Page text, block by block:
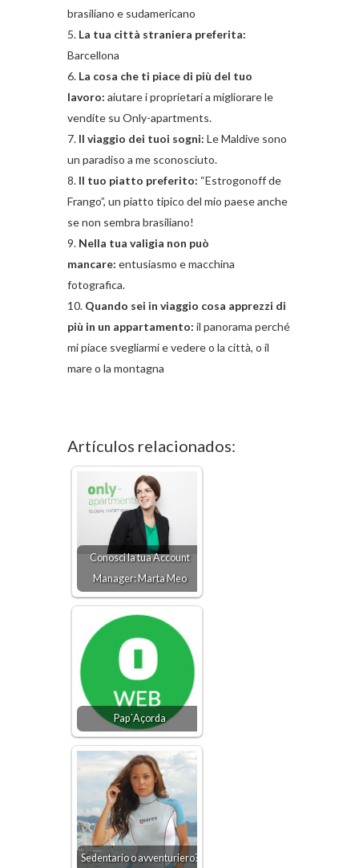
brasiliano e sudamericano
La tua città straniera preferita:
Barcellona
La cosa che ti piace di più del tuo
lavoro: aiutare i proprietari a migliorare le
vendite su Only-apartments.
Il viaggio dei tuoi sogni: Le Maldive sono
un paradiso a me sconosciuto.
Il tuo piatto preferito: “Estrogonoff de
Frango”, un piatto tipico del mio paese anche
se non sembra brasiliano!
Nella tua valigia non può
mancare: entusiasmo e macchina
fotografica.
Quando sei in viaggio cosa apprezzi di
più in un appartamento: il panorama perché
mi piace svegliarmi e vedere o la città, o il
mare o la montagna
Artículos relacionados:
Conosci la tua Account
Manager: Marta Meo
Pap´Açorda
Sedentario o avventuriero?